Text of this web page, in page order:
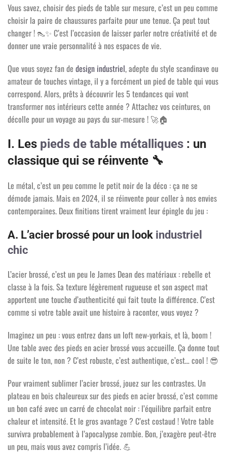
Vous savez, choisir des pieds de table sur mesure, c’est un peu comme
choisir la paire de chaussures parfaite pour une tenue. Ça peut tout
changer ! 👠✨ C’est l’occasion de laisser parler notre créativité et de
donner une vraie personnalité à nos espaces de vie.
Que vous soyez fan de design industriel, adepte du style scandinave ou
amateur de touches vintage, il y a forcément un pied de table qui vous
correspond. Alors, prêts à découvrir les 5 tendances qui vont
transformer nos intérieurs cette année ? Attachez vos ceintures, on
décolle pour un voyage au pays du sur-mesure ! 🚀🏠
I. Les pieds de table métalliques : un
classique qui se réinvente 🔧
Le métal, c’est un peu comme le petit noir de la déco : ça ne se
démode jamais. Mais en 2024, il se réinvente pour coller à nos envies
contemporaines. Deux finitions tirent vraiment leur épingle du jeu :
A. L’acier brossé pour un look industriel
chic
L’acier brossé, c’est un peu le James Dean des matériaux : rebelle et
classe à la fois. Sa texture légèrement rugueuse et son aspect mat
apportent une touche d’authenticité qui fait toute la différence. C’est
comme si votre table avait une histoire à raconter, vous voyez ?
Imaginez un peu : vous entrez dans un loft new-yorkais, et là, boom !
Une table avec des pieds en acier brossé vous accueille. Ça donne tout
de suite le ton, non ? C’est robuste, c’est authentique, c’est… cool ! 😎
Pour vraiment sublimer l’acier brossé, jouez sur les contrastes. Un
plateau en bois chaleureux sur des pieds en acier brossé, c’est comme
un bon café avec un carré de chocolat noir : l’équilibre parfait entre
chaleur et intensité. Et le gros avantage ? C’est costaud ! Votre table
survivra probablement à l’apocalypse zombie. Bon, j’exagère peut-être
un peu, mais vous avez compris l’idée. 💪